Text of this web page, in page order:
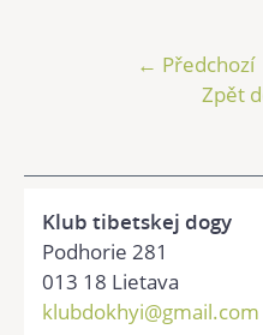
← Předchozí
Zpět
Klub tibetskej dogy
Podhorie 281
013 18 Lietava
klubdokhyi@gmail.com